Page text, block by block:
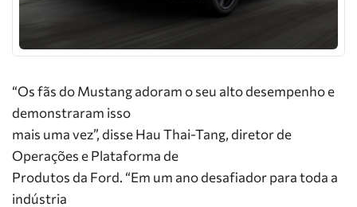
“Os fãs do Mustang adoram o seu alto desempenho e
demonstraram isso
mais uma vez”, disse Hau Thai-Tang, diretor de
Operações e Plataforma de
Produtos da Ford. “Em um ano desafiador para toda a
indústria